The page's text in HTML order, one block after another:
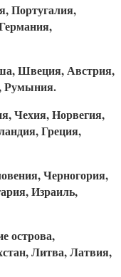
Португалия,
Швеция, Австрия,
Румыния.
Чехия, Норвегия,
Греция,
Черногория,
Израиль,
острова,
Литва, Латвия,